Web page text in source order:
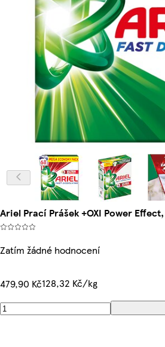
Ariel Prací Prášek +OXI Power
Zatím žádné hodnocení
479,90 Kč128,32 Kč/kg